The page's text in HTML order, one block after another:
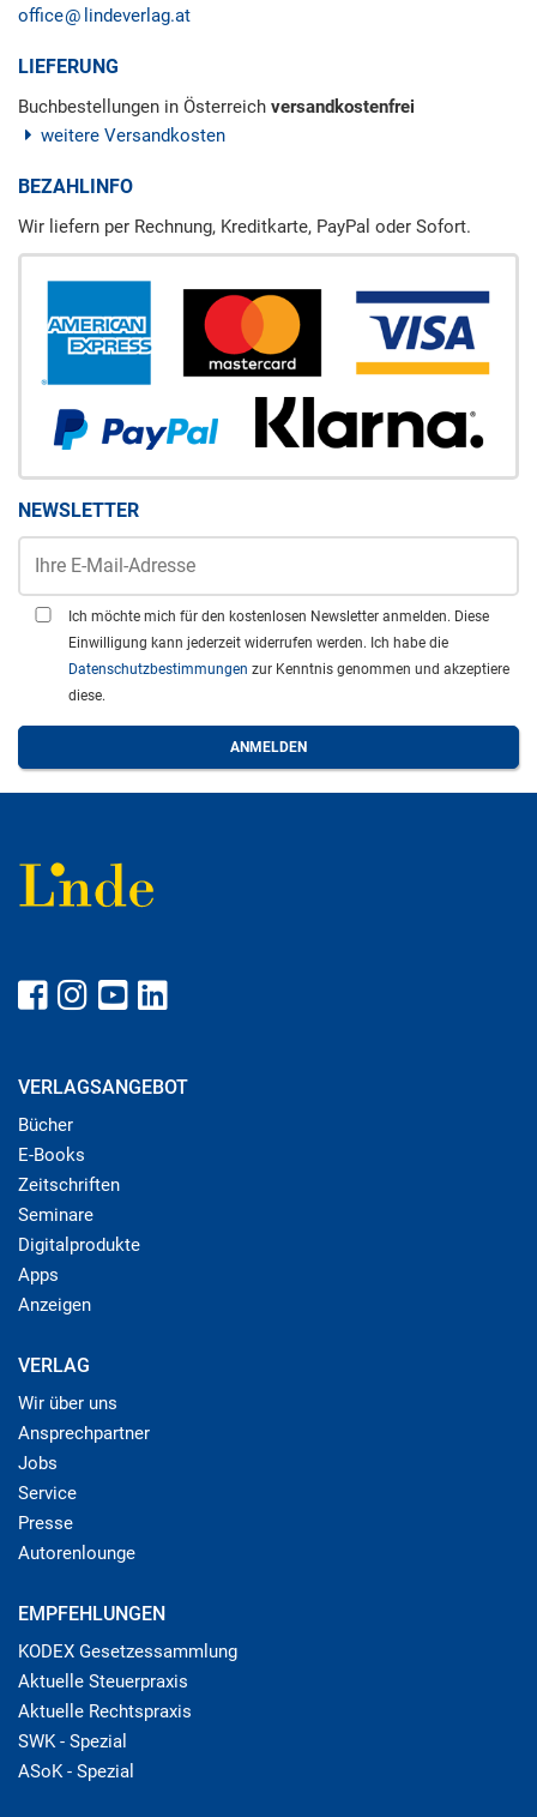
office
lindeverlag.at
LIEFERUNG
Buchbestellungen in Österreich versandkostenfrei
weitere Versandkosten
BEZAHLINFO
Wir liefern per Rechnung, Kreditkarte, PayPal oder Sofort.
NEWSLETTER
Ich möchte mich für den kostenlosen Newsletter anmelden. Diese
Einwilligung kann jederzeit widerrufen werden. Ich habe die
Datenschutzbestimmungen zur Kenntnis genommen und akzeptiere
diese.
VERLAGSANGEBOT
Bücher
E-Books
Zeitschriften
Seminare
Digitalprodukte
Apps
Anzeigen
VERLAG
Wir über uns
Ansprechpartner
Jobs
Service
Presse
Autorenlounge
EMPFEHLUNGEN
KODEX Gesetzessammlung
Aktuelle Steuerpraxis
Aktuelle Rechtspraxis
SWK - Spezial
ASoK - Spezial